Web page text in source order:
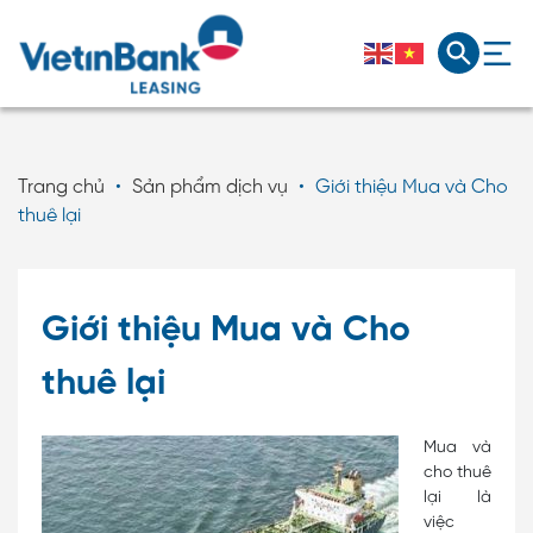
Trang chủ • Sản phẩm dịch vụ • Giới thiệu Mua và Cho
thuê lại
Giới thiệu Mua và Cho
thuê lại
Mua và
cho thuê
lại là
việc